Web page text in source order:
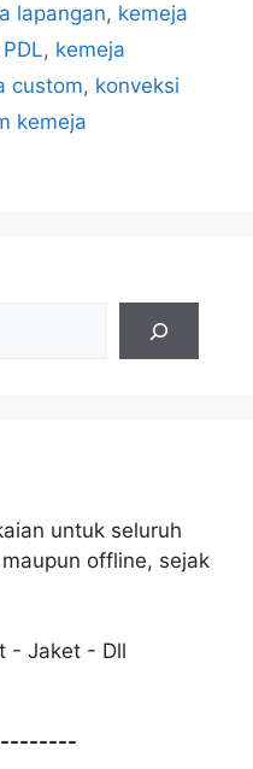
lapangan, kemeja
, kemeja
custom, konveksi
kemeja
untuk seluruh
offline, sejak
- Jaket - Dll